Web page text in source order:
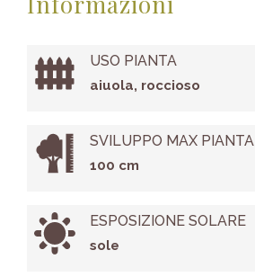
USO PIANTA
aiuola, roccioso
SVILUPPO MAX PIANTA
100 cm
ESPOSIZIONE SOLARE
sole